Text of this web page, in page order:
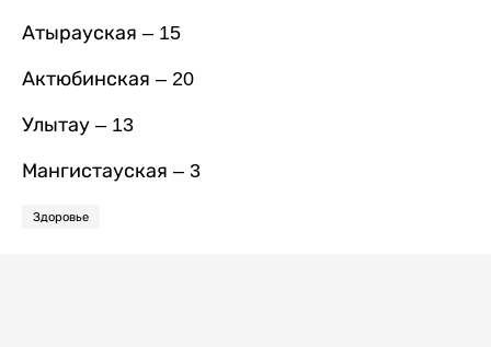
Атырауская – 15
Актюбинская – 20
Улытау – 13
Мангистауская – 3
Здоровье